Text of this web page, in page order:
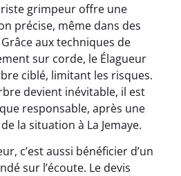
grimpeur offre une
précise, même dans des
aux techniques de
sur corde, le Élagueur
ciblé, limitant les risques.
devient inévitable, il est
responsable, après une
la situation à La Jemaye.
c’est aussi bénéficier d’un
sur l’écoute. Le devis